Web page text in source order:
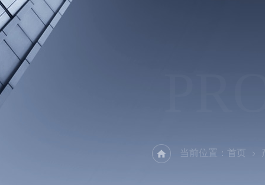
当前位置： 首页